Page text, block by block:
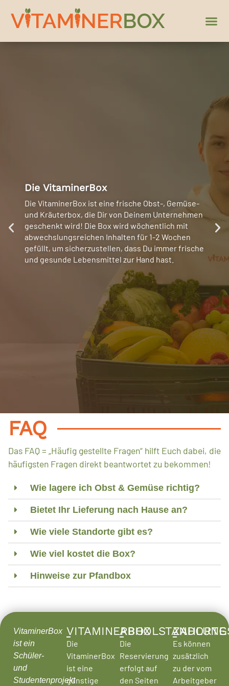
Die VitaminerBox
Die VitaminerBox ist eine frische Obst-, Gemüse-
und Kräuterbox, die Dir von Deinem Unternehmen
geschenkt wird! Die Box wird wöchentlich mit
abwechslungsreichen Inhalten für 1-2 Wochen
gefüllt, um sicherzustellen, dass Du immer frische
und gesunde Lebensmittel zur Hand hast.
FAQ
Das FAQ = „Häufig gestellte Fragen“ hilft Euch dabei, die
häufigsten Fragen direkt beantwortet zu bekommen!
Wie lagere ich Obst & Gemüse richtig?
Bietet Ihr Lieferung nach Hause an?
Wie viele Standorte gibt es?
Wie viel kostet die Box?
Hinweise zur Pfandbox
VitaminerBox
ist ein
Schüler-
und
Studentenprojekt
VITAMINERBOX
Die
VitaminerBox
ist eine
günstige
ABHOLSTANDORTE
Die
Reservierung
erfolgt auf
den Seiten
Es können
zusätzlich
zu der vom
Arbeitgeber